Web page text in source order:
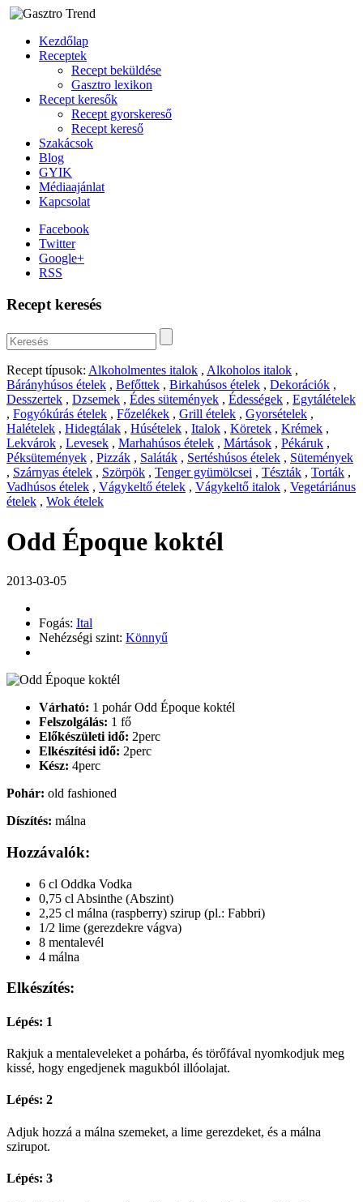
Kezdőlap
Receptek
Recept beküldése
Gasztro lexikon
Recept keresők
Recept gyorskereső
Recept kereső
Szakácsok
Blog
GYIK
Médiaajánlat
Kapcsolat
Facebook
Twitter
Google+
RSS
Recept keresés
Recept típusok: Alkoholmentes italok , Alkoholos italok ,
Bárányhúsos ételek , Befőttek , Birkahúsos ételek , Dekorációk ,
Desszertek , Dzsemek , Édes sütemények , Édességek , Egytálételek
, Fogyókúrás ételek , Főzelékek , Grill ételek , Gyorsételek ,
Halételek , Hidegtálak , Húsételek , Italok , Köretek , Krémek ,
Lekvárok , Levesek , Marhahúsos ételek , Mártások , Pékáruk ,
Péksütemények , Pizzák , Saláták , Sertéshúsos ételek , Sütemények
, Szárnyas ételek , Szörpök , Tenger gyümölcsei , Tészták , Torták ,
Vadhúsos ételek , Vágykeltő ételek , Vágykeltő italok , Vegetáriánus
ételek , Wok ételek
Odd Époque koktél
2013-03-05
Fogás: Ital
Nehézségi szint: Könnyű
Várható: 1 pohár Odd Époque koktél
Felszolgálás: 1 fő
Előkészületi idő: 2perc
Elkészítési idő: 2perc
Kész: 4perc
Pohár: old fashioned
Díszítés: málna
Hozzávalók:
6 cl Oddka Vodka
0,75 cl Absinthe (Abszint)
2,25 cl málna (raspberry) szirup (pl.: Fabbri)
1/2 lime (gerezdekre vágva)
8 mentalevél
4 málna
Elkészítés:
Lépés: 1
Rakjuk a mentaleveleket a pohárba, és törőfával nyomkodjuk meg
kissé, hogy engedjenek magukból illóolajat.
Lépés: 2
Adjuk hozzá a málna szemeket, a lime gerezdeket, és a málna
szirupot.
Lépés: 3